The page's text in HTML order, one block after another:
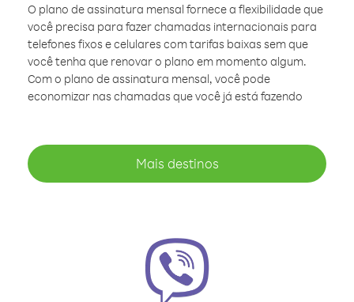
O plano de assinatura mensal fornece a flexibilidade que
você precisa para fazer chamadas internacionais para
telefones fixos e celulares com tarifas baixas sem que
você tenha que renovar o plano em momento algum.
Com o plano de assinatura mensal, você pode
economizar nas chamadas que você já está fazendo
Mais destinos